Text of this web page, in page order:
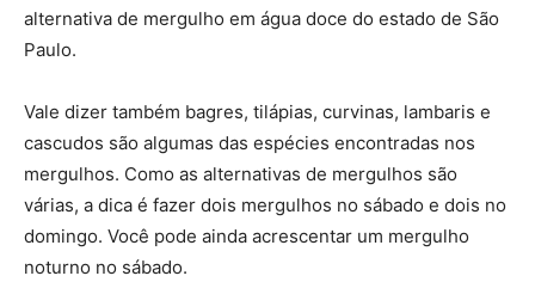
alternativa de mergulho em água doce do estado de São
Paulo.
Vale dizer também bagres, tilápias, curvinas, lambaris e
cascudos são algumas das espécies encontradas nos
mergulhos. Como as alternativas de mergulhos são
várias, a dica é fazer dois mergulhos no sábado e dois no
domingo. Você pode ainda acrescentar um mergulho
noturno no sábado.